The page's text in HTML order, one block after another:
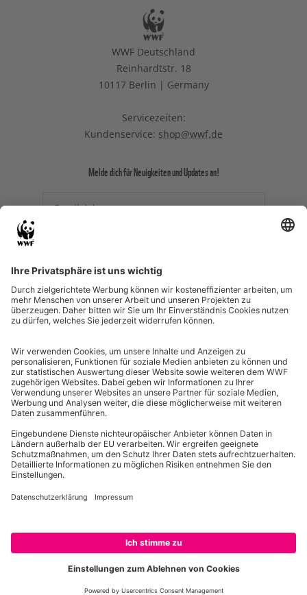
WWF Deutschland
Reinhardtstr. 18
10117 Berlin | Germany
Servicezeiten:
Kundenservice: shop@wwf.de
Melde dich für Neuigkeiten und Updates an!
Email-Adresse
Zwecken des (personalisierten) Versands des
Newsletters und des Newsletter-Trackings
verarbeitet werden.
Allgemeine Geschäftsbedingungen
Wichtige Infos
Impressum